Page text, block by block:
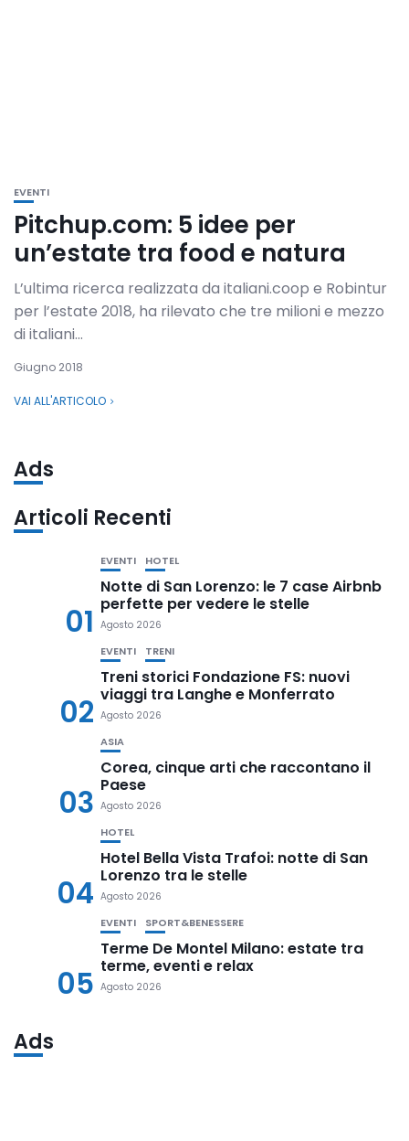
EVENTI
Pitchup.com: 5 idee per
un’estate tra food e natura
L’ultima ricerca realizzata da italiani.coop e Robintur
per l’estate 2018, ha rilevato che tre milioni e mezzo
di italiani...
Giugno 2018
VAI ALL'ARTICOLO
Ads
Articoli Recenti
01
EVENTI HOTEL
Notte di San Lorenzo: le 7 case Airbnb
perfette per vedere le stelle
Agosto 2026
02
EVENTI TRENI
Treni storici Fondazione FS: nuovi
viaggi tra Langhe e Monferrato
Agosto 2026
03
ASIA
Corea, cinque arti che raccontano il
Paese
Agosto 2026
04
HOTEL
Hotel Bella Vista Trafoi: notte di San
Lorenzo tra le stelle
Agosto 2026
05
EVENTI SPORT&BENESSERE
Terme De Montel Milano: estate tra
terme, eventi e relax
Agosto 2026
Ads